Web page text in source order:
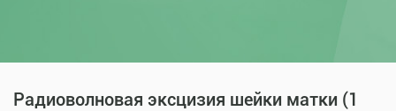
Радиоволновая эксцизия шейки матки (1